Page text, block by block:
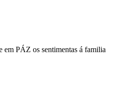
em PÁZ os sentimentas á familia